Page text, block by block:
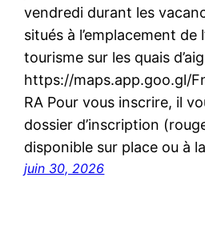
vendredi durant les
situés à l’emplacement de
tourisme sur les quais
https://maps.app.goo.gl/
RA Pour vous inscrire, il
dossier d’inscription
disponible sur place ou à
juin 30, 2026